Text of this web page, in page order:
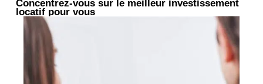
Concentrez-vous sur le meilleur investissement
locatif pour vous